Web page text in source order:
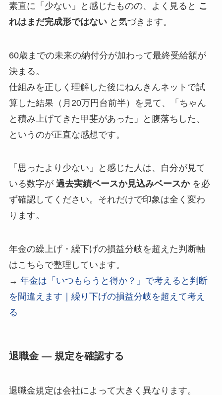
素直に「少ない」と感じたものの、よく見ると こ
れはまだ完成形ではないと気づきます。
60歳までの未来の納付分が加わって最終受給額が
決まる。
仕組みを正しく理解した後にねんきんネットで試
算した結果（月20万円台前半）を見て、「ちゃん
と積み上げてきた甲斐があった」と腹落ちした、
というのが正直な感想です。
「思ったより少ない」と感じた人は、自分が見て
いる数字が 過去実績ベースか見込みベースかを必
ず確認してください。それだけで印象は全く変わ
ります。
年金の繰上げ・繰下げの損益分岐を超えた判断軸
はこちらで整理しています。
→ 年金は「いつもらうと得か？」で考えると判断
を間違えます｜繰り下げの損益分岐を超えて考え
る
退職金 — 規定を確認する
退職金規定は会社によって大きく異なります。